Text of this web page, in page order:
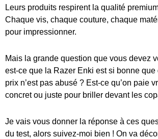
Leurs produits respirent la qualité
Chaque vis, chaque couture, chaque
pour impressionner.
Mais la grande question que vous devez
est-ce que la Razer Enki est si bonne
prix n’est pas abusé ? Est-ce qu’on paie
concret ou juste pour briller devant les
Je vais vous donner la réponse à ces
du test, alors suivez-moi bien ! On va